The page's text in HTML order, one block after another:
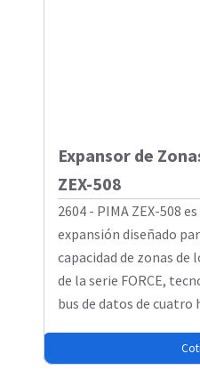
Expansor de
ZEX-508
2604 - PIMA ZEX-508
expansión diseñado
capacidad de zonas
de la serie FORCE,
bus de datos de cuatro